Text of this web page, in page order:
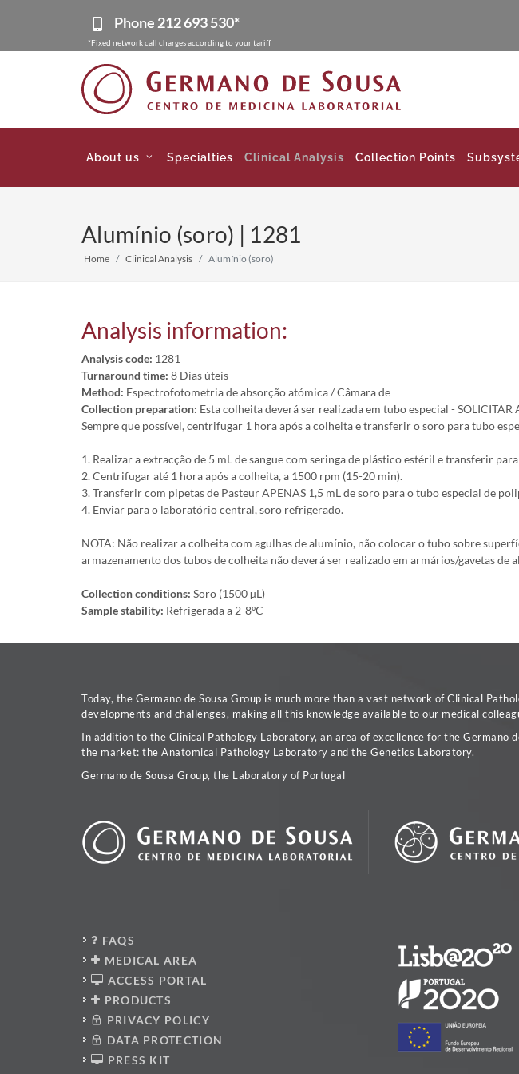
Phone212 693 530*
*Fixed network call charges according to your tariff
About us Specialties Clinical Analysis Collection Points
Alumínio (soro) | 1281
Home Clinical Analysis Alumínio (soro)
Analysis information:
Analysis code: 1281
Turnaround time: 8 Dias úteis
Method: Espectrofotometria de absorção atómica / Câmara de
Collection preparation: Esta colheita deverá ser realizada em tubo especial - SOLICITAR
Sempre que possível, centrifugar 1 hora após a colheita e transferir o soro para tubo
1. Realizar a extracção de 5 mL de sangue com seringa de plástico estéril e transferir
2. Centrifugar até 1 hora após a colheita, a 1500 rpm (15-20 min).
3. Transferir com pipetas de Pasteur APENAS 1,5 mL de soro para o tubo especial de
4. Enviar para o laboratório central, soro refrigerado.
NOTA: Não realizar a colheita com agulhas de alumínio, não colocar o tubo sobre
armazenamento dos tubos de colheita não deverá ser realizado em armários/gavetas de
Collection conditions: Soro (1500 µL)
Sample stability: Refrigerada a 2-8ºC
Today, the Germano de Sousa Group is much more than a vast network of Clinical
developments and challenges, making all this knowledge available to our medical
In addition to the Clinical Pathology Laboratory, an area of excellence for the
the market: the Anatomical Pathology Laboratory and the Genetics Laboratory.
Germano de Sousa Group, the Laboratory of Portugal
FAQS
MEDICAL AREA
ACCESS PORTAL
PRODUCTS
PRIVACY POLICY
DATA PROTECTION
PRESS KIT